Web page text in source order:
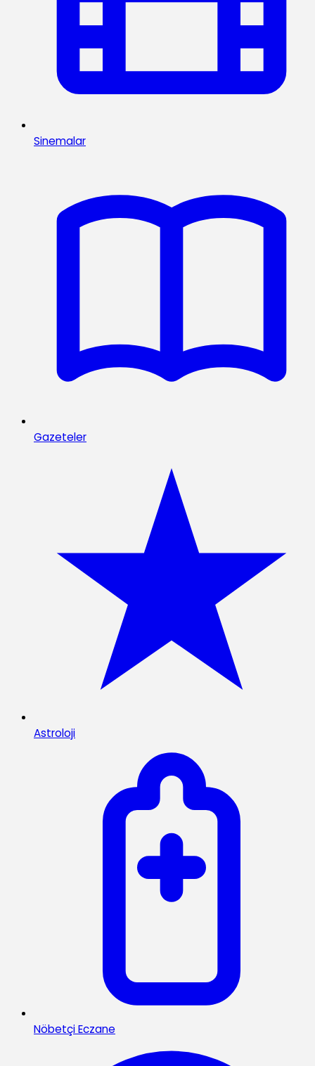
Sinemalar
Gazeteler
Astroloji
Nöbetçi Eczane